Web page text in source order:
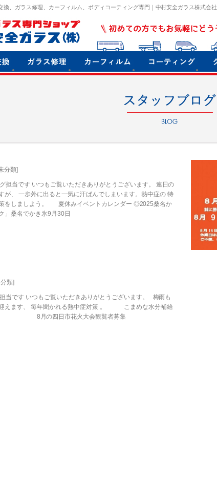
換、ガラス修理、カーフィルム、ボディコーティング専門｜中村安全ガラス株式会社
分類]
担当です いつもご覧いただきありがとうございます。 連日の
が、 一歩外に出ると一気に汗ばんでしまいます。熱中症の 特
をしましよう。 夏休みイベントカレンダー ◎2025桑名か
」桑名でかき氷9月30日
類]
当です いつもご覧いただきありがとうございます。 梅雨も
迎えます、 毎年聞かれる熱中症対策 。 こまめな水分補給
う 8月の四日市花火大会観覧者募集